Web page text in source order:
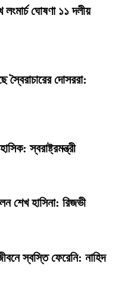
লংমার্চ ঘোষণা ১১ দলীয়
স্বৈরাচারের দোসররা:
স্বরাষ্ট্রমন্ত্রী
শেখ হাসিনা: রিজভী
স্বস্তি ফেরেনি: নাহিদ